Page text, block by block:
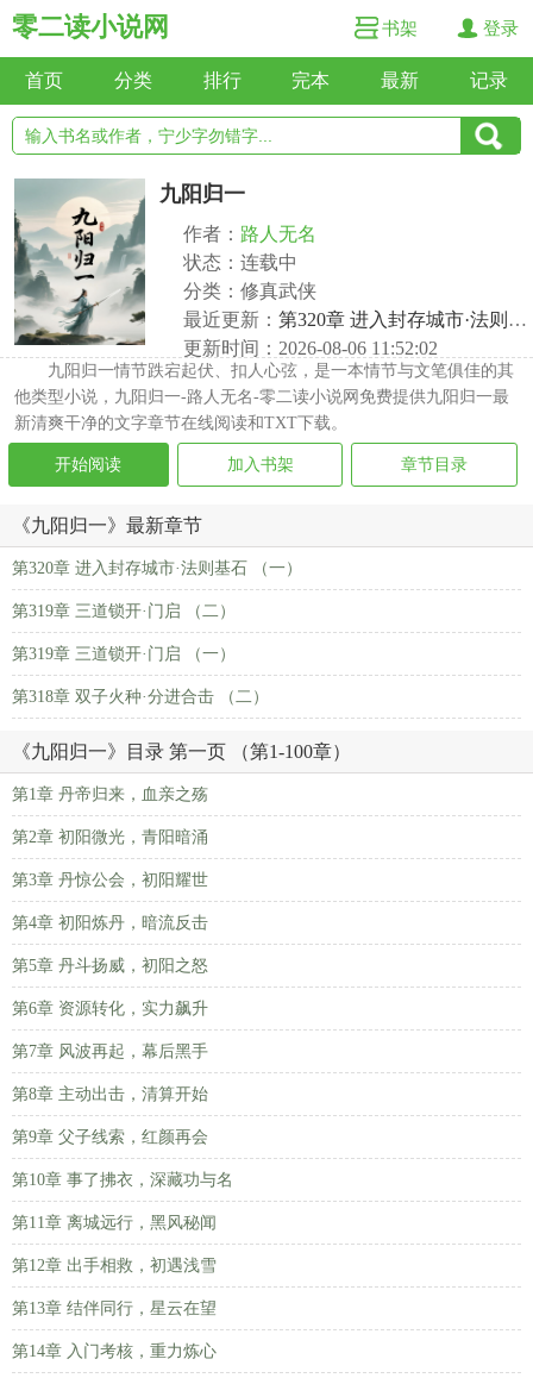
零二读小说网 书架 登录
首页 分类 排行 完本 最新 记录
九阳归一
作者： 路人无名
状态：连载中
分类：修真武侠
最近更新： 第320章 进入封存城市·法则基石 （一）
更新时间：2026-08-06 11:52:02
九阳归一情节跌宕起伏、扣人心弦，是一本情节与文笔俱佳的其
他类型小说，九阳归一-路人无名-零二读小说网免费提供九阳归一最
新清爽干净的文字章节在线阅读和TXT下载。
开始阅读 加入书架 章节目录
《九阳归一》最新章节
第320章 进入封存城市·法则基石 （一）
第319章 三道锁开·门启 （二）
第319章 三道锁开·门启 （一）
第318章 双子火种·分进合击 （二）
《九阳归一》目录 第一页 （第1-100章）
第1章 丹帝归来，血亲之殇
第2章 初阳微光，青阳暗涌
第3章 丹惊公会，初阳耀世
第4章 初阳炼丹，暗流反击
第5章 丹斗扬威，初阳之怒
第6章 资源转化，实力飙升
第7章 风波再起，幕后黑手
第8章 主动出击，清算开始
第9章 父子线索，红颜再会
第10章 事了拂衣，深藏功与名
第11章 离城远行，黑风秘闻
第12章 出手相救，初遇浅雪
第13章 结伴同行，星云在望
第14章 入门考核，重力炼心